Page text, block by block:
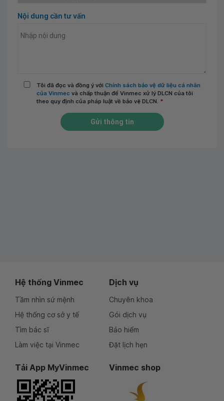
Nội dung cần tư vấn
Tôi đã đọc và đồng ý với Chính sách bảo vệ dữ liệu cá nhân
của Vinmec và chấp thuận để Vinmec xử lý DLCN của tôi
theo quy định của pháp luật về bảo vệ DLCN. *
Gửi thông tin
Hệ thống Vinmec
Tầm nhìn sứ mệnh
Hệ thống cơ sở y tế
Tìm bác sĩ
Làm việc tại Vinmec
Dịch vụ
Chuyên khoa
Gói dịch vụ
Bảo hiểm
Đặt lịch hẹn
Tải App MyVinmec Vinmec shop